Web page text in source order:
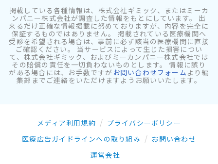
掲載している各種情報は、株式会社ギミック、またはミーカ
ンパニー株式会社が調査した情報をもとにしています。 出
来るだけ正確な情報掲載に努めておりますが、内容を完全に
保証するものではありません。 掲載されている医療機関へ
受診を希望される場合は、事前に必ず該当の医療機関に直接
ご確認ください。 当サービスによって生じた損害につい
て、株式会社ギミック、およびミーカンパニー株式会社では
その賠償の責任を一切負わないものとします。 情報に誤り
がある場合には、お手数ですが お問い合わせフォーム より編
集部までご連絡をいただけますようお願いいたします。
メディア利用規約
プライバシーポリシー
医療広告ガイドラインへの取り組み
お問い合わせ
運営会社